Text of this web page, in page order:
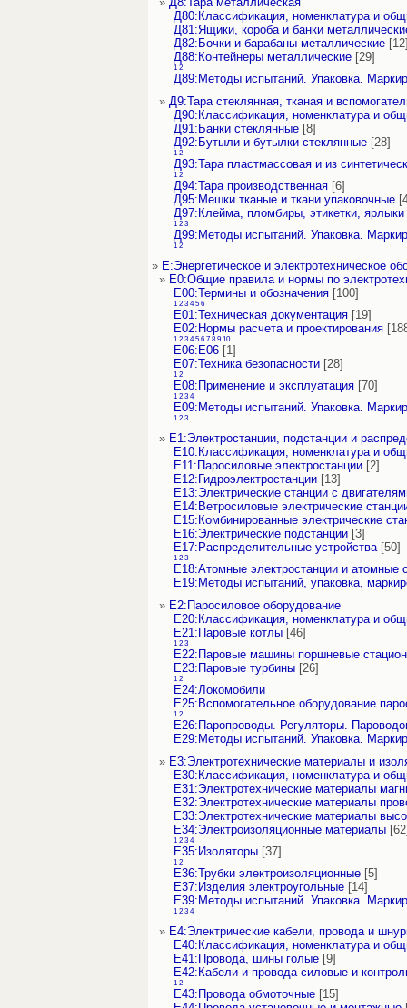
Д80:Классификация, номенклатура и
Д81:Ящики, короба и банки
Д82:Бочки и барабаны металлические
Д88:Контейнеры металлические [29]
1 2
Д89:Методы испытаний. Упаковка.
» Д9:Тара стеклянная, тканая и
Д90:Классификация, номенклатура и
Д91:Банки стеклянные [8]
Д92:Бутыли и бутылки стеклянные [28]
1 2
Д93:Тара пластмассовая и из
1 2
Д94:Тара производственная [6]
Д95:Мешки тканые и ткани упаковочные
Д97:Клейма, пломбиры, этикетки, ярлыки
1 2 3
Д99:Методы испытаний. Упаковка.
1 2
» Е:Энергетическое и электротехническое
» Е0:Общие правила и нормы по
Е00:Термины и обозначения [100]
1 2 3 4 5 6
Е01:Техническая документация [19]
Е02:Нормы расчета и проектирования
1 2 3 4 5 6 7 8 9 10
Е06:Е06 [1]
Е07:Техника безопасности [28]
1 2
Е08:Применение и эксплуатация [70]
1 2 3 4
Е09:Методы испытаний. Упаковка.
1 2 3
» Е1:Электростанции, подстанции и
Е10:Классификация, номенклатура и
Е11:Паросиловые электростанции [2]
Е12:Гидроэлектростанции [13]
Е13:Электрические станции с
Е14:Ветросиловые электрические
Е15:Комбинированные электрические
Е16:Электрические подстанции [3]
Е17:Распределительные устройства[50]
1 2 3
Е18:Атомные электростанции и атомные
Е19:Методы испытаний, упаковка,
» Е2:Паросиловое оборудование
Е20:Классификация, номенклатура и
Е21:Паровые котлы [46]
1 2 3
Е22:Паровые машины поршневые
Е23:Паровые турбины [26]
1 2
Е24:Локомобили
Е25:Вспомогательное оборудование
1 2
Е26:Паропроводы. Регуляторы.
Е29:Методы испытаний. Упаковка.
» Е3:Электротехнические материалы и
Е30:Классификация, номенклатура и
Е31:Электротехнические материалы
Е32:Электротехнические материалы
Е33:Электротехнические материалы
Е34:Электроизоляционные материалы
1 2 3 4
Е35:Изоляторы [37]
1 2
Е36:Трубки электроизоляционные [5]
Е37:Изделия электроугольные [14]
Е39:Методы испытаний. Упаковка.
1 2 3 4
» Е4:Электрические кабели, провода и
Е40:Классификация, номенклатура и
Е41:Провода, шины голые [9]
Е42:Кабели и провода силовые и
1 2
Е43:Провода обмоточные [15]